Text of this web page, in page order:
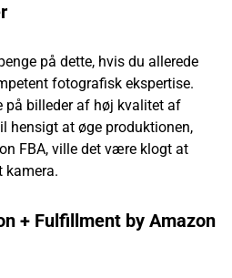
på dette, hvis du allerede
fotografisk ekspertise.
på billeder af høj kvalitet af
hensigt at øge produktionen,
FBA, ville det være klogt at
kamera.
+ Fulfillment by Amazon